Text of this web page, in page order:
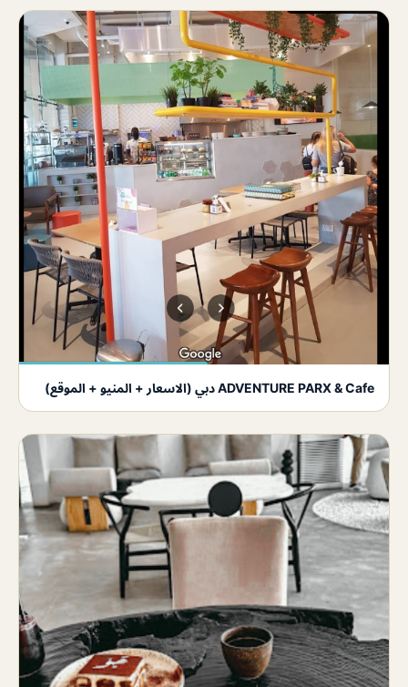
ADVENTURE PARX & Cafe دبي (الاسعار + المنيو + الموقع)